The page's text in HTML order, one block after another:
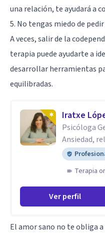
una relación, te ayudará a
5. No tengas miedo de pedir
A veces, salir de la
terapia puede ayudarte a
desarrollar herramientas
equilibradas.
Iratxe
Psicóloga
Ansiedad,
Terapia
Ver perfil
El amor sano no te obliga